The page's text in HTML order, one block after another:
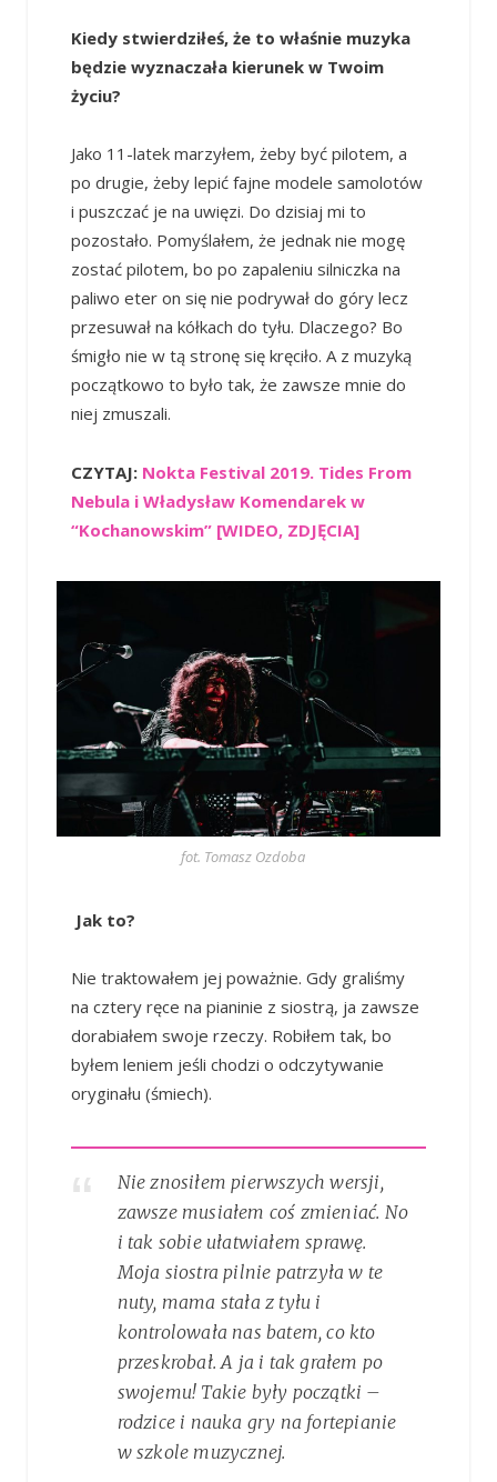
Kiedy stwierdziłeś, że to właśnie muzyka
będzie wyznaczała kierunek w Twoim
życiu?
Jako 11-latek marzyłem, żeby być pilotem, a
po drugie, żeby lepić fajne modele samolotów
i puszczać je na uwięzi. Do dzisiaj mi to
pozostało. Pomyślałem, że jednak nie mogę
zostać pilotem, bo po zapaleniu silniczka na
paliwo eter on się nie podrywał do góry lecz
przesuwał na kółkach do tyłu. Dlaczego? Bo
śmigło nie w tą stronę się kręciło. A z muzyką
początkowo to było tak, że zawsze mnie do
niej zmuszali.
CZYTAJ: Nokta Festival 2019. Tides From
Nebula i Władysław Komendarek w
“Kochanowskim” [WIDEO, ZDJĘCIA]
fot. Tomasz Ozdoba
Jak to?
Nie traktowałem jej poważnie. Gdy graliśmy
na cztery ręce na pianinie z siostrą, ja zawsze
dorabiałem swoje rzeczy. Robiłem tak, bo
byłem leniem jeśli chodzi o odczytywanie
oryginału (śmiech).
Nie znosiłem pierwszych wersji,
zawsze musiałem coś zmieniać. No
i tak sobie ułatwiałem sprawę.
Moja siostra pilnie patrzyła w te
nuty, mama stała z tyłu i
kontrolowała nas batem, co kto
przeskrobał. A ja i tak grałem po
swojemu! Takie były początki –
rodzice i nauka gry na fortepianie
w szkole muzycznej.